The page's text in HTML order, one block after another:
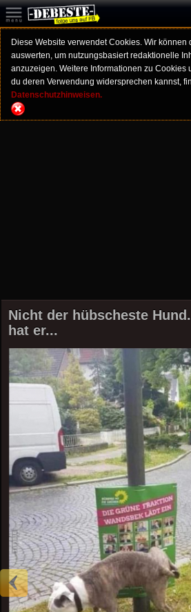
Diese Website verwendet Cookies. Wir können
auswerten, um nutzungsbasiert redaktionelle
anzuzeigen. Weitere Informationen zu Cookies
du deren Verwendung widersprechen kannst,
Datenschutzhinweisen.
Nicht der hübscheste
hat er...